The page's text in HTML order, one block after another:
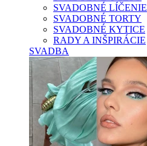
SVADOBNÉ LÍČENIE
SVADOBNÉ TORTY
SVADOBNÉ KYTICE
RADY A INŠPIRÁCIE
SVADBA